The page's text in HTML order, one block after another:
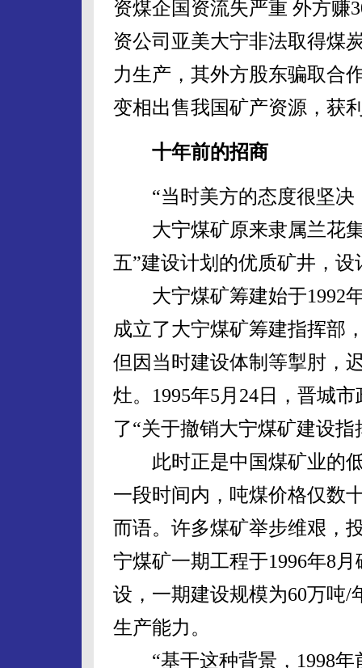
资煤企国资流失严重 外方赚
资公司亚美大宁非法取得煤
力生产，其外方股东骗取合
变相出售我国矿产资源，获
十年前的招商
“当时美方的态度很坚决
大宁煤矿原来隶属兰花集
五”建设计划的优质矿井，
大宁煤矿筹建始于1992年
成立了大宁煤矿筹建指挥部
但因当时建设体制等掣肘，
灶。1995年5月24日，晋城
了“关于撤销大宁煤矿建设
此时正是中国煤矿业的低
一段时间内，吨煤价格仅数
而语。许多煤矿举步维艰，
宁煤矿一期工程于1996年8
设，一期建设规模为60万吨/
生产能力。
“基于这种背景，1998年